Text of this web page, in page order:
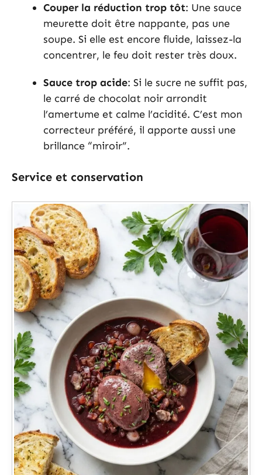
Couper la réduction trop tôt: Une sauce
meurette doit être nappante, pas une
soupe. Si elle est encore fluide, laissez-la
concentrer, le feu doit rester très doux.
Sauce trop acide: Si le sucre ne suffit pas,
le carré de chocolat noir arrondit
l’amertume et calme l’acidité. C’est mon
correcteur préféré, il apporte aussi une
brillance “miroir”.
Service et conservation